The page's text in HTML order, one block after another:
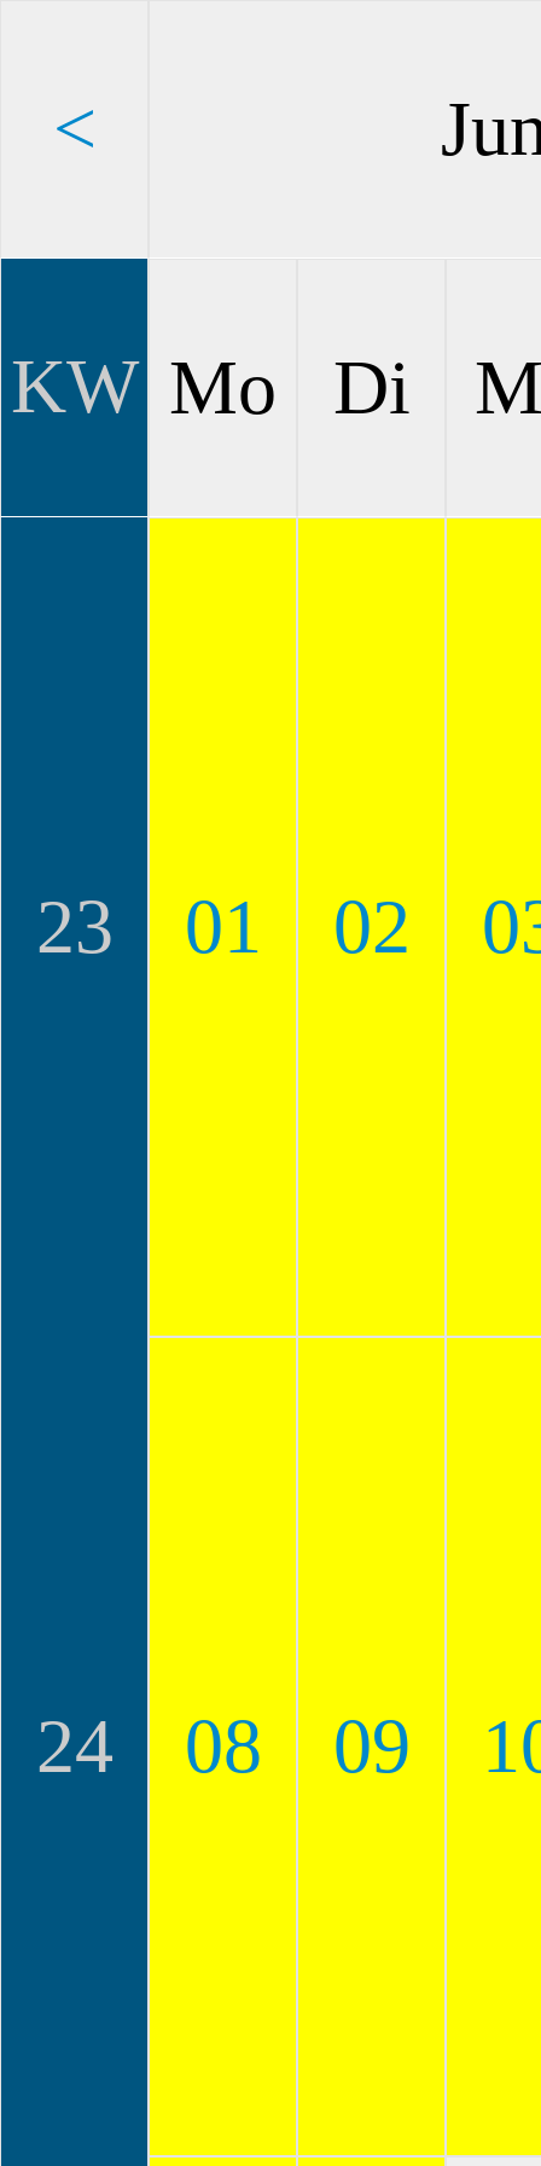
<
KW Mo Di
23 01 02
24 08 09